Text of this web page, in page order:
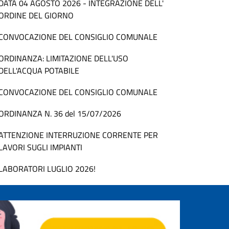
04 AGOSTO 2026 - INTEGRAZIONE DELL'
DEL GIORNO
DEL CONSIGLIO COMUNALE
LIMITAZIONE DELL'USO
POTABILE
DEL CONSIGLIO COMUNALE
N. 36 del 15/07/2026
INTERRUZIONE CORRENTE PER
SUGLI IMPIANTI
LUGLIO 2026!